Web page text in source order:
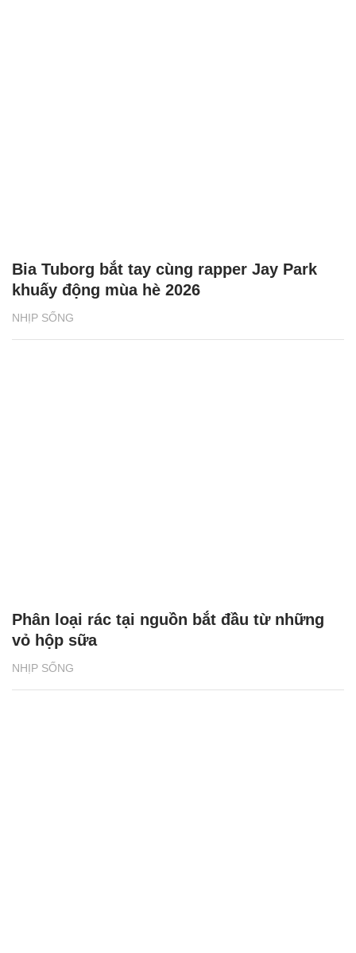
NHỊP SỐNG
Bia Tuborg bắt tay cùng rapper Jay Park
khuấy động mùa hè 2026
NHỊP SỐNG
Phân loại rác tại nguồn bắt đầu từ những
vỏ hộp sữa